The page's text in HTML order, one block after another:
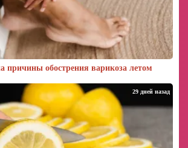
причины обострения варикоза летом
29 дней назад